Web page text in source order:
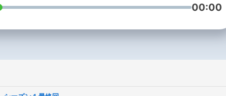
る、そんな番組です。 【スケジ
7:00（日本時間） 【番組へのお
トがあればこちらからお願いし
00:00